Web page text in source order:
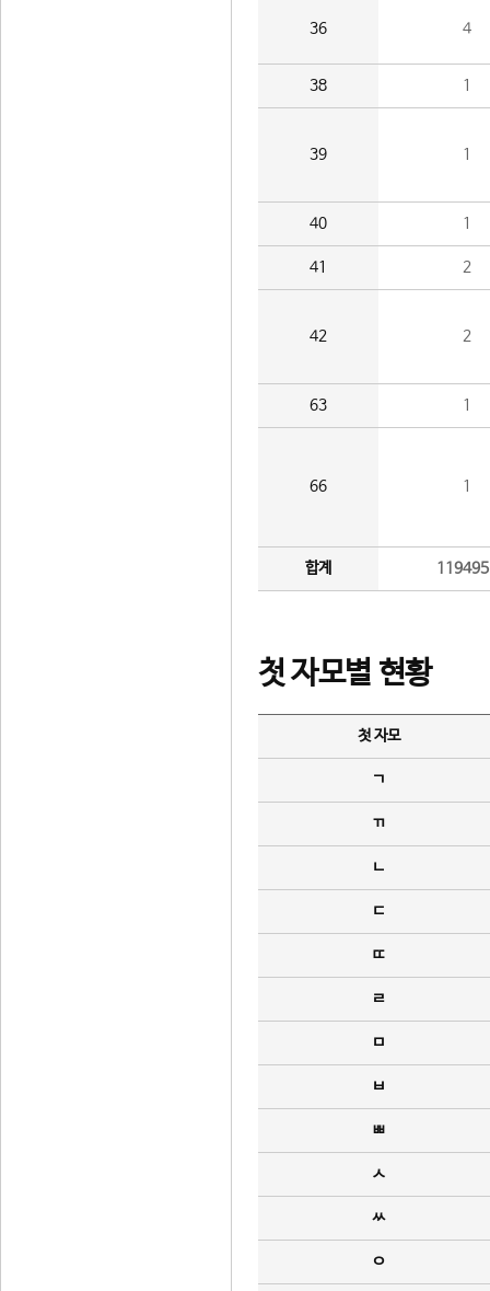
36 4
38 1
39 1
40 1
41 2
42 2
63 1
66 1
합계
첫 자모별 현황
첫 자모
ㄱ
ㄲ
ㄴ
ㄷ
ㄸ
ㄹ
ㅁ
ㅂ
ㅃ
ㅅ
ㅆ
ㅇ